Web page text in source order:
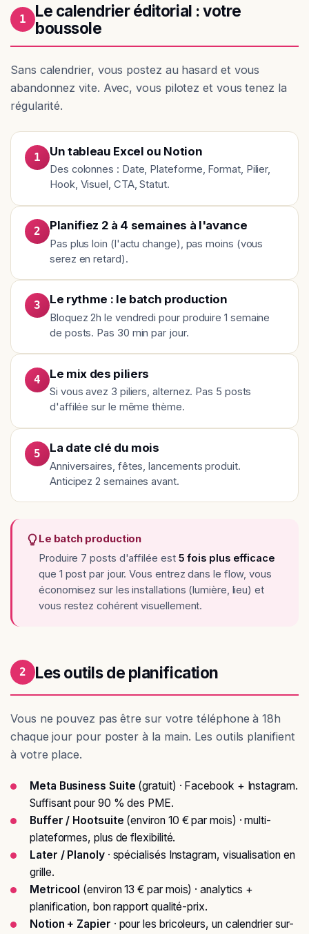
1
Le calendrier éditorial : votre
boussole
Sans calendrier, vous postez au hasard et vous
abandonnez vite. Avec, vous pilotez et vous tenez la
régularité.
1 Un tableau Excel ou Notion
Des colonnes : Date, Plateforme, Format, Pilier,
Hook, Visuel, CTA, Statut.
2 Planifiez 2 à 4 semaines à l'avance
Pas plus loin (l'actu change), pas moins (vous
serez en retard).
3 Le rythme : le batch production
Bloquez 2h le vendredi pour produire 1 semaine
de posts. Pas 30 min par jour.
4 Le mix des piliers
Si vous avez 3 piliers, alternez. Pas 5 posts
d'affilée sur le même thème.
5 La date clé du mois
Anniversaires, fêtes, lancements produit.
Anticipez 2 semaines avant.
Le batch production
Produire 7 posts d'affilée est 5 fois plus efficace
que 1 post par jour. Vous entrez dans le flow, vous
économisez sur les installations (lumière, lieu) et
vous restez cohérent visuellement.
2 Les outils de planification
Vous ne pouvez pas être sur votre téléphone à 18h
chaque jour pour poster à la main. Les outils planifient
à votre place.
Meta Business Suite (gratuit) · Facebook + Instagram.
Suffisant pour 90 % des PME.
Buffer / Hootsuite (environ 10 € par mois) · multi-
plateformes, plus de flexibilité.
Later / Planoly· spécialisés Instagram, visualisation en
grille.
Metricool (environ 13 € par mois) · analytics +
planification, bon rapport qualité-prix.
Notion + Zapier · pour les bricoleurs, un calendrier sur-